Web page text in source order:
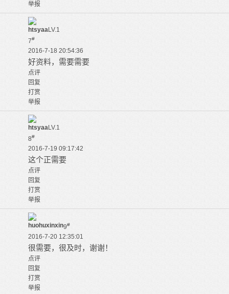
举报
htsyaaLV.1
7#
2016-7-18 20:54:36
好资料，需要需要
点评
回复
打赏
举报
htsyaaLV.1
8#
2016-7-19 09:17:42
这个正需要
点评
回复
打赏
举报
huohuxinxin9#
2016-7-20 12:35:01
很需要，很及时，谢谢！
点评
回复
打赏
举报